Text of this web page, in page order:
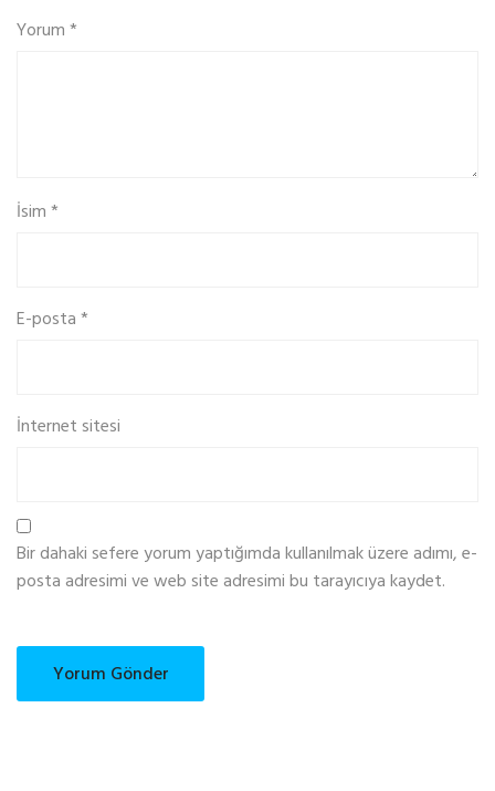
Yorum*
İsim*
E-posta*
İnternet sitesi
Bir dahaki sefere yorum yaptığımda kullanılmak üzere adımı, e-
posta adresimi ve web site adresimi bu tarayıcıya kaydet.